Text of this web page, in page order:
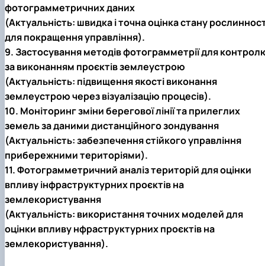
фотограмметричних даних
(Актуальність: швидка і точна оцінка стану
для покращення управління).
9. Застосування методів фотограмметрії для
за виконанням проєктів землеустрою
(Актуальність: підвищення якості виконання
землеустрою через візуалізацію процесів).
10. Моніторинг зміни берегової лінії та прилеглих
земель за даними дистанційного зондування
(Актуальність: забезпечення стійкого управління
прибережними територіями).
11. Фотограмметричний аналіз територій для оцінки
впливу інфраструктурних проєктів на
землекористування
(Актуальність: використання точних моделей для
оцінки впливу нфраструктурних проєктів на
землекористування).